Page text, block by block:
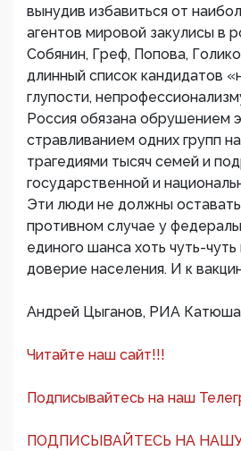
вынудив избавиться от
агентов мировой закулисы в
Собянин, Греф, Попова,
длинный список кандидатов
глупости,
Россия обязана обрушением
стравливанием одних групп
трагедиями тысяч семей и
государственной и
Эти люди не должны
противном случае у
единого шанса хоть чуть-
доверие населения. И к
Андрей Цыганов, РИА Катюша
Читайте наш сайт!!!
Подписывайтесь на наш
ПОДПИСЫВАЙТЕСЬ НА